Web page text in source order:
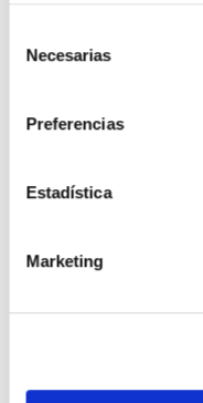
Necesarias
Preferencias
Estadística
Marketing